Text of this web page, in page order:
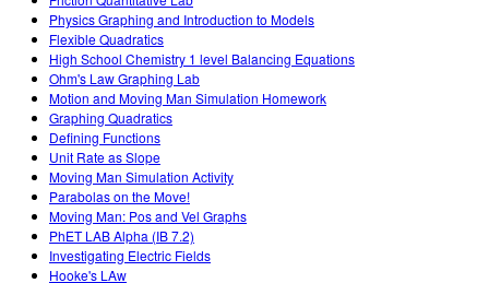
Physics Graphing and Introduction to Models
Flexible Quadratics
High School Chemistry 1 level Balancing Equations
Ohm's Law Graphing Lab
Motion and Moving Man Simulation Homework
Graphing Quadratics
Defining Functions
Unit Rate as Slope
Moving Man Simulation Activity
Parabolas on the Move!
Moving Man: Pos and Vel Graphs
PhET LAB Alpha (IB 7.2)
Investigating Electric Fields
Hooke's LAw